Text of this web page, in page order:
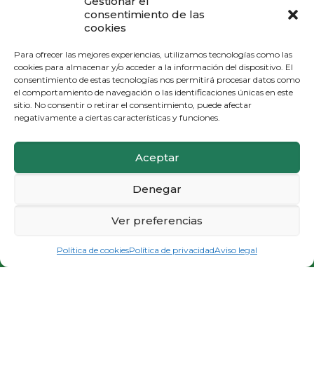
consentimiento de las
cookies
Para ofrecer las mejores experiencias, utilizamos tecnologías como las
cookies para almacenar y/o acceder a la información del dispositivo. El
consentimiento de estas tecnologías nos permitirá procesar datos como
el comportamiento de navegación o las identificaciones únicas en este
sitio. No consentir o retirar el consentimiento, puede afectar
negativamente a ciertas características y funciones.
Aceptar
Denegar
Ver preferencias
Política de cookiesPolítica de privacidadAviso legal
PIDE CITA E INFÓRMATE